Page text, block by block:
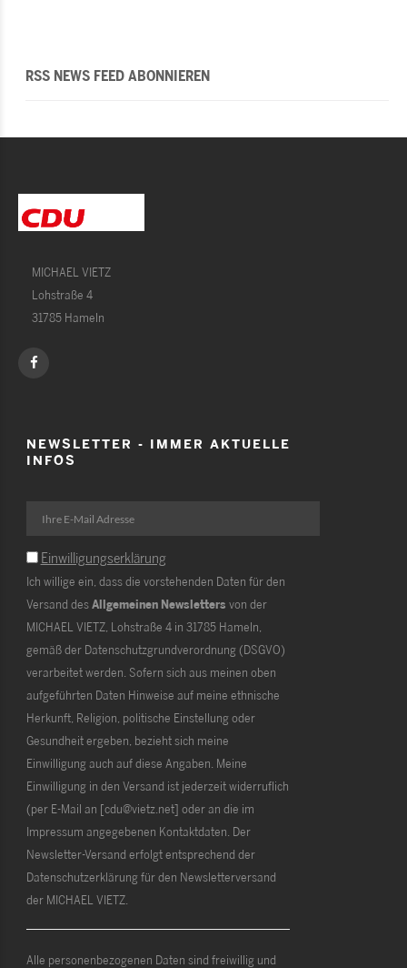
RSS NEWS FEED ABONNIEREN
MICHAEL VIETZ
Lohstraße 4
31785 Hameln
NEWSLETTER - IMMER AKTUELLE
INFOS
Einwilligungserklärung
Ich willige ein, dass die vorstehenden Daten für den
Versand desAllgemeinen Newsletters von der
MICHAEL VIETZ, Lohstraße 4 in 31785 Hameln,
gemäß der Datenschutzgrundverordnung (DSGVO)
verarbeitet werden. Sofern sich aus meinen oben
aufgeführten Daten Hinweise auf meine ethnische
Herkunft, Religion, politische Einstellung oder
Gesundheit ergeben, bezieht sich meine
Einwilligung auch auf diese Angaben. Meine
Einwilligung in den Versand ist jederzeit widerruflich
(per E-Mail an [cdu@vietz.net] oder an die im
Impressum angegebenen Kontaktdaten. Der
Newsletter-Versand erfolgt entsprechend der
Datenschutzerklärung für den Newsletterversand
der MICHAEL VIETZ.
Alle personenbezogenen Daten sind freiwillig und